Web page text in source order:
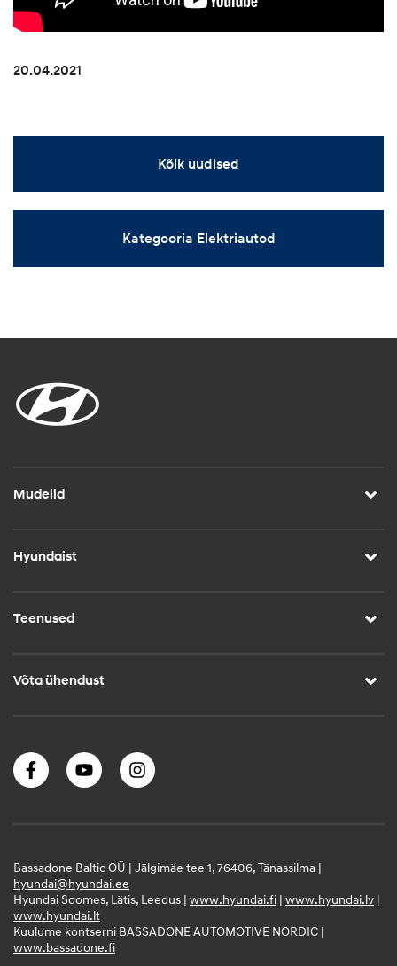
20.04.2021
Kõik uudised
Kategooria Elektriautod
Mudelid
Hyundaist
Teenused
Võta ühendust
Bassadone Baltic OÜ | Jälgimäe tee 1, 76406, Tänassilma |
hyundai@hyundai.ee
Hyundai Soomes, Lätis, Leedus | www.hyundai.fi | www.hyundai.lv |
www.hyundai.lt
Kuulume kontserni BASSADONE AUTOMOTIVE NORDIC |
www.bassadone.fi